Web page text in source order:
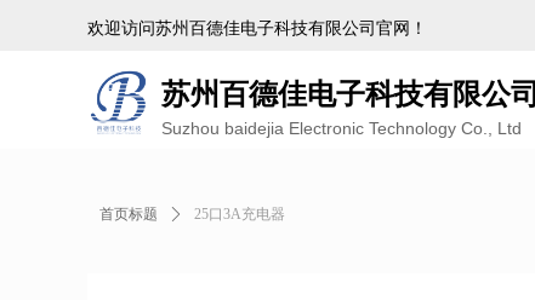
苏州百德佳电子科技有限公司
Suzhou baidejia Electronic Technology Co., Ltd
欢迎访问苏州百德佳电子科技有限公司官网！
首页标题 ꄲ 25口3A充电器